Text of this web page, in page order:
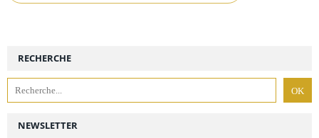
NEWSLETTER
RECHERCHE